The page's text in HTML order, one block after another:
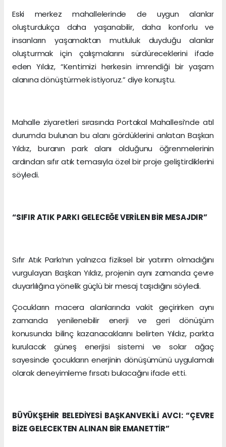
Eski merkez mahallelerinde de uygun alanlar
oluşturdukça daha yaşanabilir, daha konforlu ve
insanların yaşamaktan mutluluk duyduğu alanlar
oluşturmak için çalışmalarını sürdüreceklerini ifade
eden Yıldız, “Kentimizi herkesin imrendiği bir yaşam
alanına dönüştürmek istiyoruz.” diye konuştu.
Mahalle ziyaretleri sırasında Portakal Mahallesi’nde atıl
durumda bulunan bu alanı gördüklerini anlatan Başkan
Yıldız, buranın park alanı olduğunu öğrenmelerinin
ardından sıfır atık temasıyla özel bir proje geliştirdiklerini
söyledi.
“SIFIR ATIK PARKI GELECEĞE VERİLEN BİR MESAJDIR”
Sıfır Atık Parkı’nın yalnızca fiziksel bir yatırım olmadığını
vurgulayan Başkan Yıldız, projenin aynı zamanda çevre
duyarlılığına yönelik güçlü bir mesaj taşıdığını söyledi.
Çocukların macera alanlarında vakit geçirirken aynı
zamanda yenilenebilir enerji ve geri dönüşüm
konusunda bilinç kazanacaklarını belirten Yıldız, parkta
kurulacak güneş enerjisi sistemi ve solar ağaç
sayesinde çocukların enerjinin dönüşümünü uygulamalı
olarak deneyimleme fırsatı bulacağını ifade etti.
BÜYÜKŞEHİR BELEDİYESİ BAŞKANVEKİLİ AVCI: “ÇEVRE
BİZE GELECEKTEN ALINAN BİR EMANETTİR”